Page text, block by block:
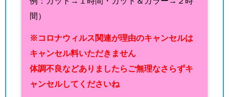
間）
※コロナウィルス関連が理由のキャンセルは
キャンセル料いただきません
体調不良などありましたらご無理なさらずキ
ャンセルしてくださいね